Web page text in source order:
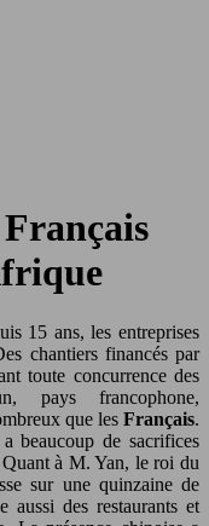
chantiers financés par
toute concurrence des
pays francophone,
que les Français.
beaucoup de sacrifices
à M. Yan, le roi du
sur une quinzaine de
aussi des restaurants et